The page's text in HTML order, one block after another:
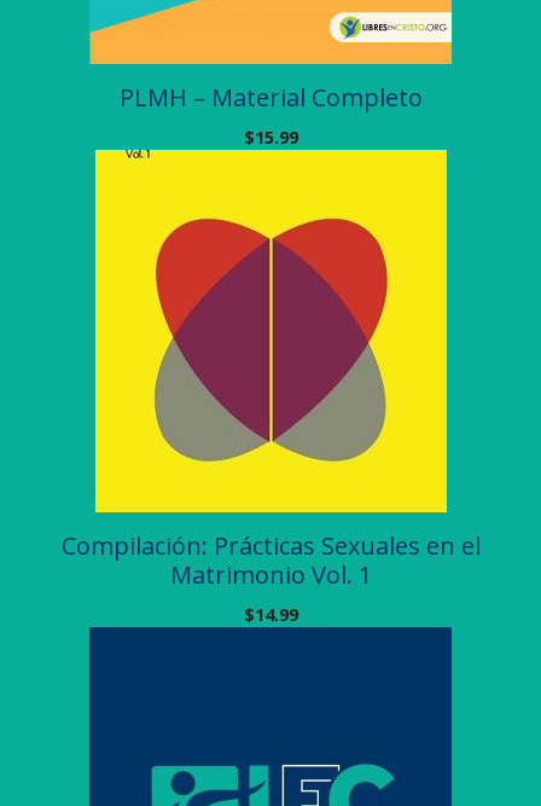
PLMH – Material Completo
$15.99
Compilación: Prácticas Sexuales en el
Matrimonio Vol. 1
$14.99